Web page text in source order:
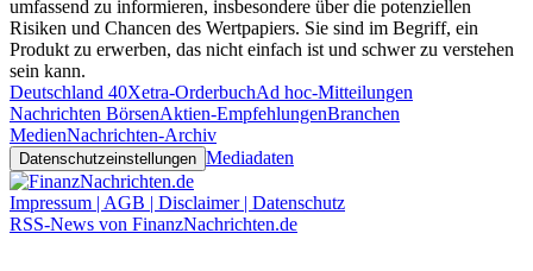
umfassend zu informieren, insbesondere über die potenziellen
Risiken und Chancen des Wertpapiers. Sie sind im Begriff, ein
Produkt zu erwerben, das nicht einfach ist und schwer zu verstehen
sein kann.
Deutschland 40Xetra-OrderbuchAd hoc-Mitteilungen
Nachrichten BörsenAktien-EmpfehlungenBranchen
MedienNachrichten-Archiv
Datenschutzeinstellungen Mediadaten
Impressum | AGB | Disclaimer | Datenschutz
RSS-News von FinanzNachrichten.de